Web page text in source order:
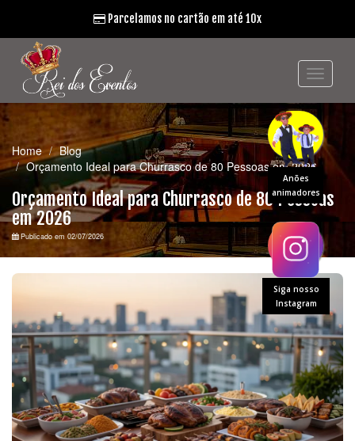
Anões
animadores
Siga nosso
Instagram
Parcelamos no cartão em até 10x
Home
Blog
Orçamento Ideal para Churrasco de 80 Pessoas em 2026
Orçamento Ideal para Churrasco de 80 Pessoas
em 2026
Publicado em 02/07/2026